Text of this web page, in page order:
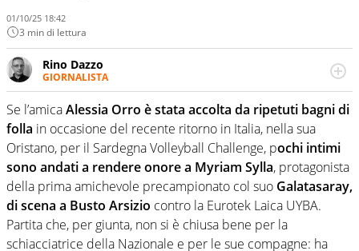
01/10/25 18:42
3 min di lettura
Rino Dazzo
GIORNALISTA
Se mai ci fosse modo di traslare il glossario del calcio in
una nicchia di esperti, lui ne farebbe parte. Non si perde
una svista arbitrale né gli umori social del mondo delle
curve
Se l’amicaAlessia Orro è stata accolta da ripetuti bagni di
folla in occasione del recente ritorno in Italia, nella sua
Oristano, per il Sardegna Volleyball Challenge, pochi intimi
sono andati a rendere onore a Myriam Sylla, protagonista
della prima amichevole precampionato col suo Galatasaray,
di scena a Busto Arsizio contro la Eurotek Laica UYBA.
Partita che, per giunta, non si è chiusa bene per la
schiacciatrice della Nazionale e per le sue compagne: ha